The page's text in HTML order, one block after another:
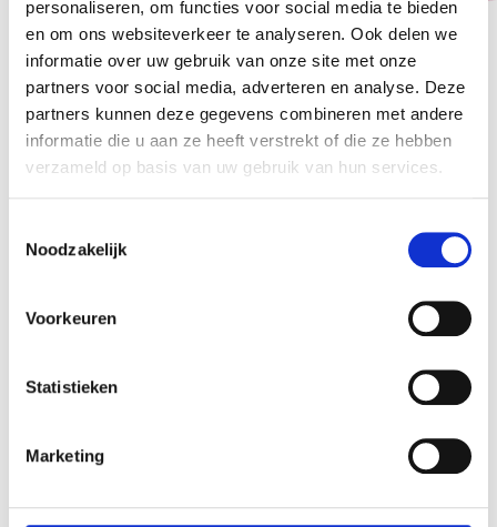
personaliseren, om functies voor social media te bieden
en om ons websiteverkeer te analyseren. Ook delen we
informatie over uw gebruik van onze site met onze
partners voor social media, adverteren en analyse. Deze
partners kunnen deze gegevens combineren met andere
informatie die u aan ze heeft verstrekt of die ze hebben
verzameld op basis van uw gebruik van hun services.
Noodzakelijk
Voorkeuren
Statistieken
Marketing
Ontdek de vele manieren waarop je Human
praktijk. Voor jouw klanten of collega’s.